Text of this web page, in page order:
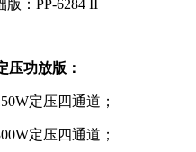
：PP-6284 II
压功放版：
定压四通道；
定压四通道；